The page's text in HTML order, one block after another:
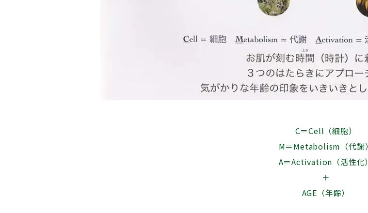
C＝Cell（細胞）
M＝Metabolism（代謝）
A＝Activation（活性化）
＋
AGE（年齢）